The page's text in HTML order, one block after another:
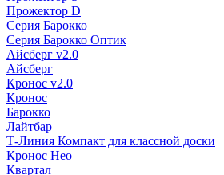
Прожектор D
Серия Барокко
Серия Барокко Оптик
Айсберг v2.0
Айсберг
Кронос v2.0
Кронос
Барокко
Лайтбар
Т-Линия Компакт для классной доски
Кронос Нео
Квартал